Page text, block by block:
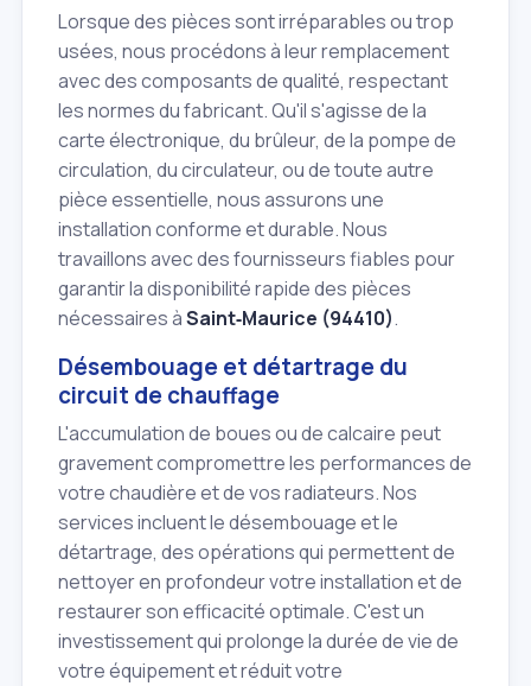
Lorsque des pièces sont irréparables ou trop
usées, nous procédons à leur remplacement
avec des composants de qualité, respectant
les normes du fabricant. Qu'il s'agisse de la
carte électronique, du brûleur, de la pompe de
circulation, du circulateur, ou de toute autre
pièce essentielle, nous assurons une
installation conforme et durable. Nous
travaillons avec des fournisseurs fiables pour
garantir la disponibilité rapide des pièces
nécessaires àSaint‑Maurice (94410).
Désembouage et détartrage du
circuit de chauffage
L'accumulation de boues ou de calcaire peut
gravement compromettre les performances de
votre chaudière et de vos radiateurs. Nos
services incluent le désembouage et le
détartrage, des opérations qui permettent de
nettoyer en profondeur votre installation et de
restaurer son efficacité optimale. C'est un
investissement qui prolonge la durée de vie de
votre équipement et réduit votre